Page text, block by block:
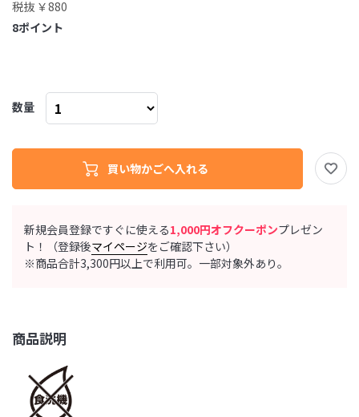
新規会員登録ですぐに使える1,000円オフクーポンプレゼン
ト！（登録後マイページをご確認下さい）
※商品合計3,300円以上で利用可。一部対象外あり。
商品説明
税抜 ￥880
ポイント
8
数量